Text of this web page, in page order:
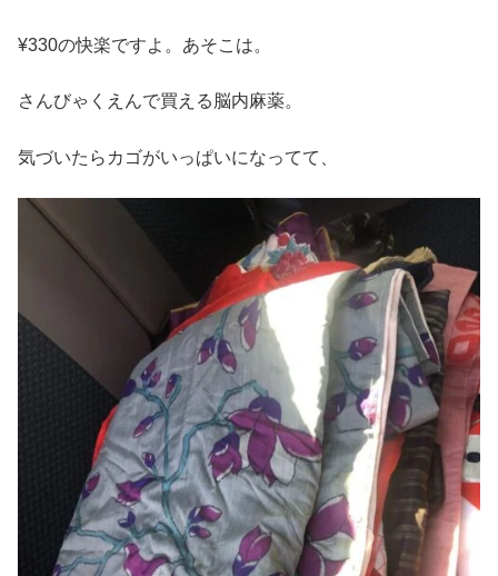
¥330の快楽ですよ。あそこは。
さんびゃくえんで買える脳内麻薬。
気づいたらカゴがいっぱいになってて、